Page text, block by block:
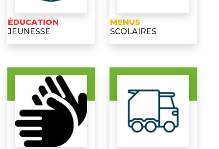
ÉDUCATION
JEUNESSE
MENUS
SCOLAIRES